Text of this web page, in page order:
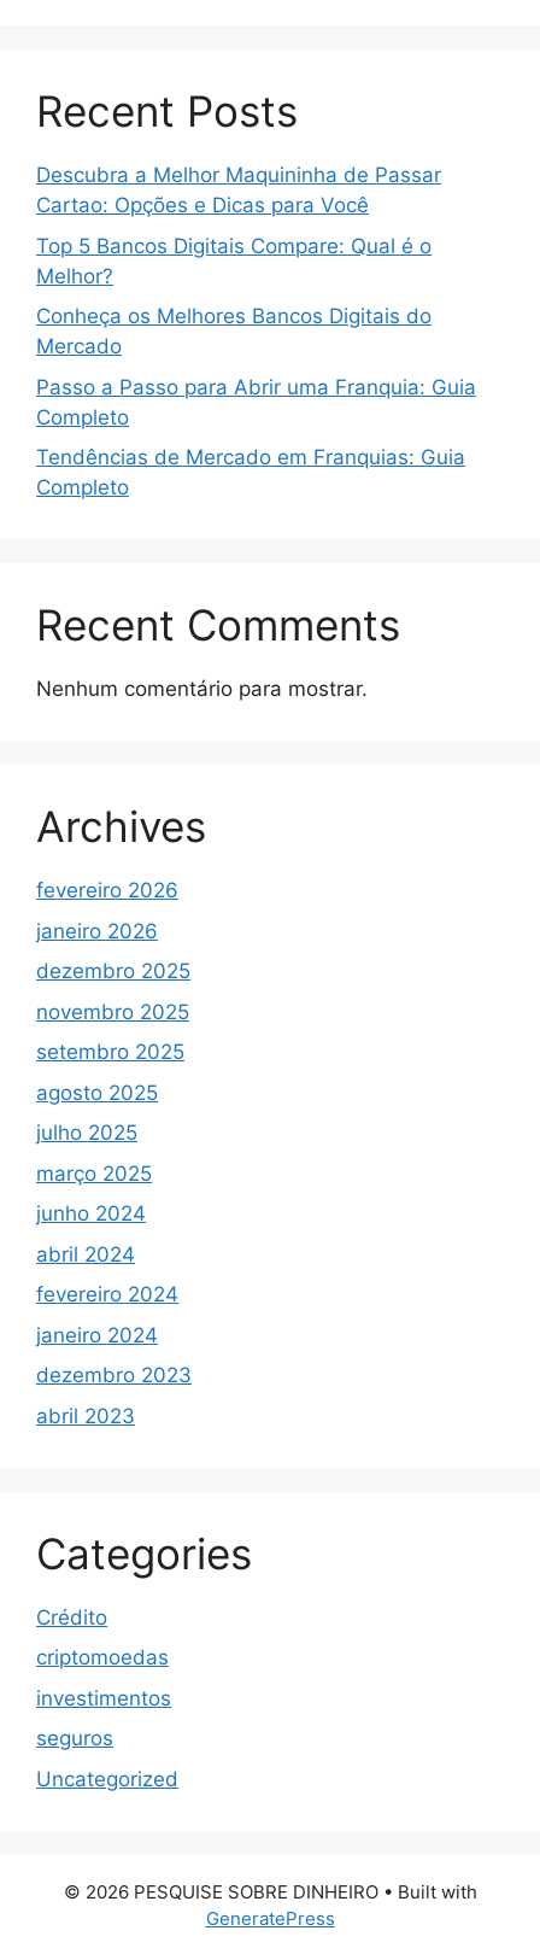
Recent Posts
Descubra a Melhor Maquininha de Passar
Cartao: Opções e Dicas para Você
Top 5 Bancos Digitais Compare: Qual é o
Melhor?
Conheça os Melhores Bancos Digitais do
Mercado
Passo a Passo para Abrir uma Franquia: Guia
Completo
Tendências de Mercado em Franquias: Guia
Completo
Recent Comments
Nenhum comentário para mostrar.
Archives
fevereiro 2026
janeiro 2026
dezembro 2025
novembro 2025
setembro 2025
agosto 2025
julho 2025
março 2025
junho 2024
abril 2024
fevereiro 2024
janeiro 2024
dezembro 2023
abril 2023
Categories
Crédito
criptomoedas
investimentos
seguros
Uncategorized
© 2026 PESQUISE SOBRE DINHEIRO• Built with
GeneratePress